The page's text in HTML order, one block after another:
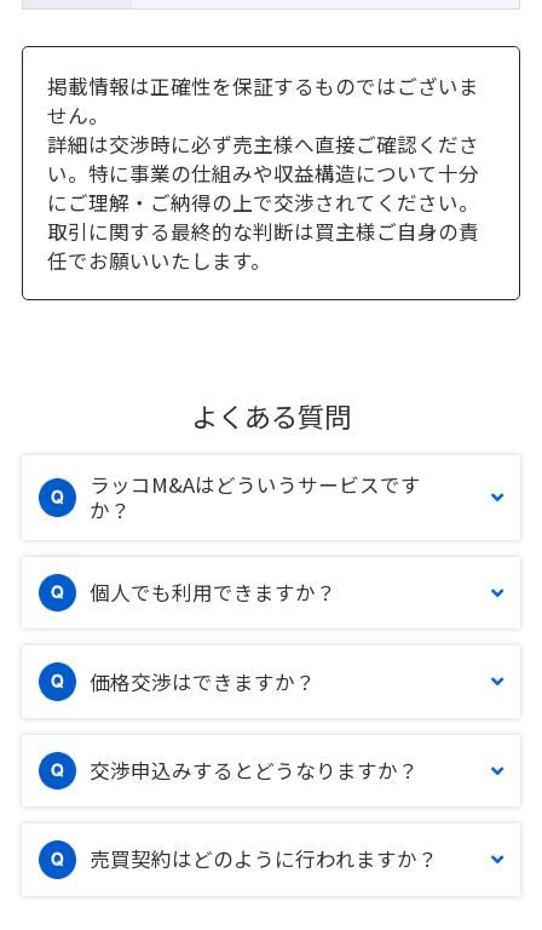
掲載情報は正確性を保証するものではございま
せん。
詳細は交渉時に必ず売主様へ直接ご確認くださ
い。特に事業の仕組みや収益構造について十分
にご理解・ご納得の上で交渉されてください。
取引に関する最終的な判断は買主様ご自身の責
任でお願いいたします。
よくある質問
ラッコM&Aはどういうサービスです
か？
個人でも利用できますか？
価格交渉はできますか？
交渉申込みするとどうなりますか？
売買契約はどのように行われますか？